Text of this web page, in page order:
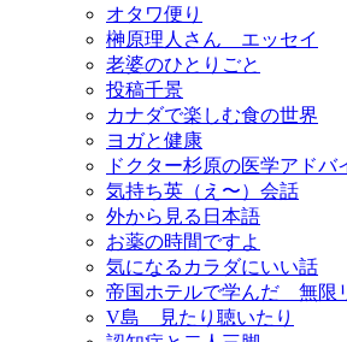
オタワ便り
榊原理人さん エッセイ
老婆のひとりごと
投稿千景
カナダで楽しむ食の世界
ヨガと健康
ドクター杉原の医学アドバ
気持ち英（え〜）会話
外から見る日本語
お薬の時間ですよ
気になるカラダにいい話
帝国ホテルで学んだ 無限
V島 見たり聴いたり